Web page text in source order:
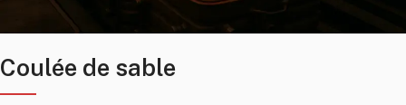
Coulée de sable